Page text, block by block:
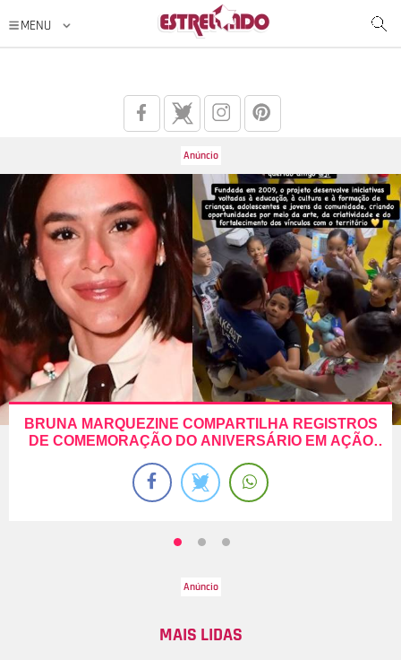
BRUNA MARQUEZINE COMPARTILHA REGISTROS
DE COMEMORAÇÃO DO ANIVERSÁRIO EM AÇÃO
MAIS LIDAS